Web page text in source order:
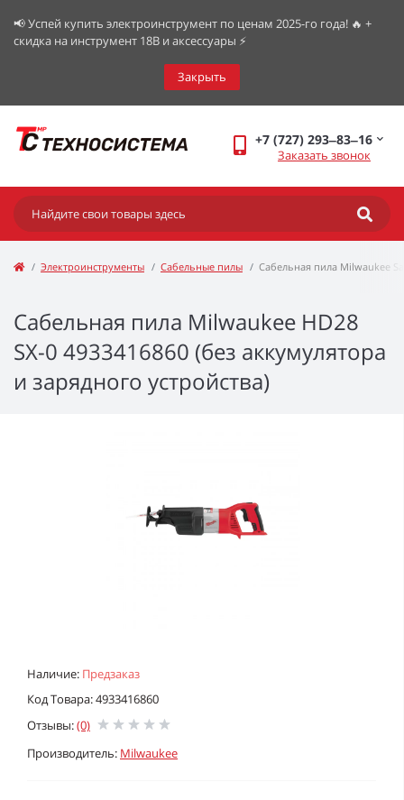
📢 Успей купить электроинструмент по ценам 2025-го года! 🔥 +
скидка на инструмент 18В и аксессуары ⚡️
Закрыть
+7 (727) 293‒83‒16
Заказать звонок
Электроинструменты Сабельные пилы Сабельная пила Milwaukee
Сабельная пила Milwaukee HD28
SX-0 4933416860 (без аккумулятора
и зарядного устройства)
Наличие: Предзаказ
Код Товара: 4933416860
Отзывы:(0)
Производитель: Milwaukee